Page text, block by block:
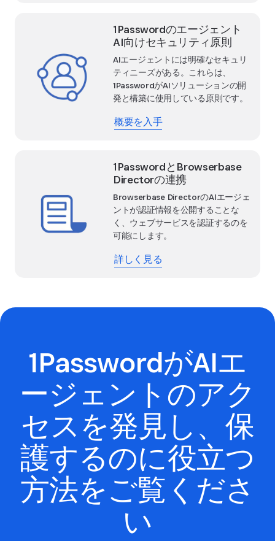
1Passwordのエージェント
AI向けセキュリティ原則
AIエージェントには明確なセキュリ
ティニーズがある。これらは、
1PasswordがAIソリューションの開
発と構築に使用している原則です。
概要を入手
1PasswordとBrowserbase
Directorの連携
Browserbase DirectorのAIエージェ
ントが認証情報を公開することな
く、ウェブサービスを認証するのを
可能にします。
詳しく見る
1PasswordがAIエ
ージェントのアク
セスを発見し、保
護するのに役立つ
方法をご覧くださ
い